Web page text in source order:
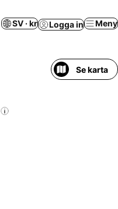
SV · kr Logga in Meny
Se karta